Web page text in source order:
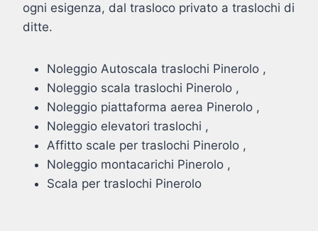
ogni esigenza, dal trasloco privato a traslochi di
ditte.
Noleggio Autoscala traslochi Pinerolo ,
Noleggio scala traslochi Pinerolo ,
Noleggio piattaforma aerea Pinerolo ,
Noleggio elevatori traslochi ,
Affitto scale per traslochi Pinerolo ,
Noleggio montacarichi Pinerolo ,
Scala per traslochi Pinerolo